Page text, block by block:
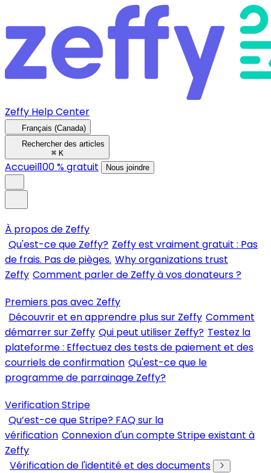
Zeffy Help Center
Français (Canada)
Rechercher des articles
⌘ K
Accueil100 % gratuit Nous joindre
À propos de Zeffy
Qu'est-ce que Zeffy? Zeffy est vraiment gratuit : Pas
de frais. Pas de pièges. Why organizations trust
Zeffy Comment parler de Zeffy à vos donateurs ?
Premiers pas avec Zeffy
Découvrir et en apprendre plus sur Zeffy Comment
démarrer sur Zeffy Qui peut utiliser Zeffy? Testez la
plateforme : Effectuez des tests de paiement et des
courriels de confirmation Qu'est-ce que le
programme de parrainage Zeffy?
Verification Stripe
Qu’est-ce que Stripe? FAQ sur la
vérification Connexion d'un compte Stripe existant à
Zeffy
Vérification de l'identité et des documents